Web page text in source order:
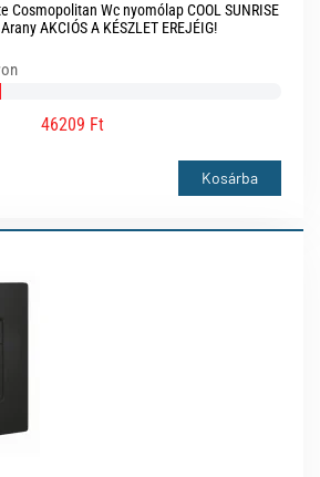
Cosmopolitan Wc nyomólap COOL SUNRISE
AKCIÓS A KÉSZLET EREJÉIG!
46209 Ft
Kosárba